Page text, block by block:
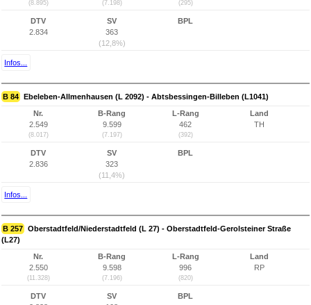
(8.895) (7.198) (295)
DTV
2.834
SV
363
(12,8%)
BPL
Infos...
B 84 Ebeleben-Allmenhausen (L 2092) - Abtsbessingen-Billeben (L1041)
Nr.
2.549
(8.017)
B-Rang
9.599
(7.197)
L-Rang
462
(392)
Land
TH
DTV
2.836
SV
323
(11,4%)
BPL
Infos...
B 257 Oberstadtfeld/Niederstadtfeld (L 27) - Oberstadtfeld-Gerolsteiner Straße
(L27)
Nr.
2.550
(11.328)
B-Rang
9.598
(7.196)
L-Rang
996
(820)
Land
RP
DTV
SV
BPL